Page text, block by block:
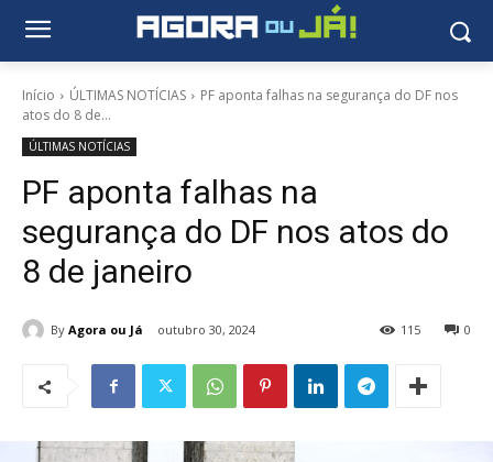
Início ÚLTIMAS NOTÍCIAS
PF aponta falhas na segurança do DF nos
atos do 8 de...
ÚLTIMAS NOTÍCIAS
PF aponta falhas na
segurança do DF nos atos do
8 de janeiro
By Agora ou Já outubro 30, 2024 0
115